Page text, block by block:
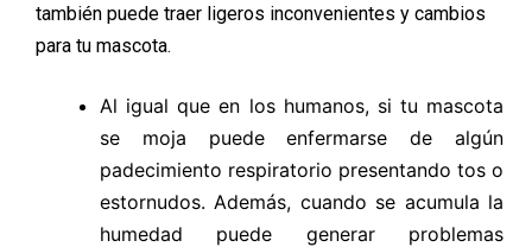
también puede traer ligeros inconvenientes y cambios
para tu mascota.
Al igual que en los humanos, si tu mascota
se moja puede enfermarse de algún
padecimiento respiratorio presentando tos o
estornudos. Además, cuando se acumula la
humedad puede generar problemas